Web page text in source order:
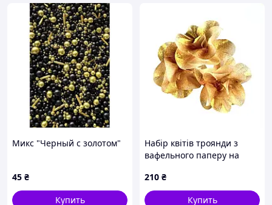
Микс "Черный с золотом"
45 ₴
Купить
Набір квітів троянди з
вафельного паперу на
210 ₴
Купить